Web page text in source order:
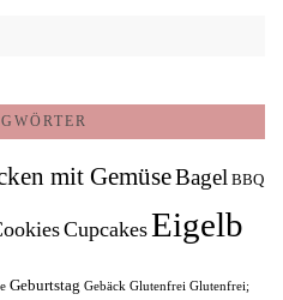
mit GemüseBagel BBQ
CupcakesEigelb
Geburtstag Gebäck Glutenfrei Glutenfrei;